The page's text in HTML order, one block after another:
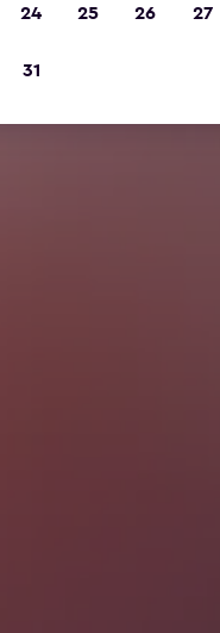
24 25 26 27
31